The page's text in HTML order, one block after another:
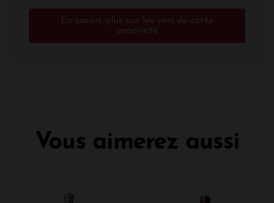
En savoir plus sur les vins de cette
propriété
Vous aimerez aussi